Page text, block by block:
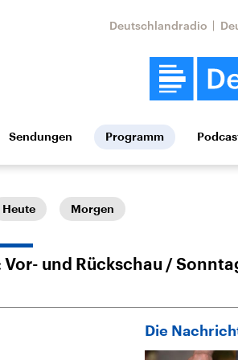
Deutschlandradio
Politik Wirtschaft
Musik
Sachsen-
Aktuelle Beiträge,
Sendungen Programm
Heute Morgen
Vor- und Rückschau
Die